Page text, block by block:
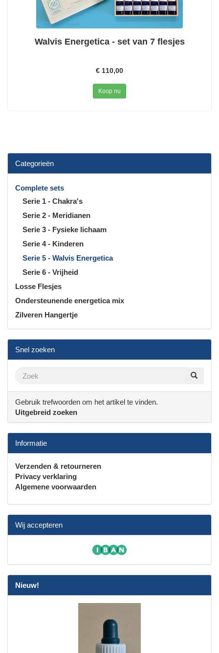
Walvis Energetica - set van 7 flesjes
€ 110,00
Koop nu
Categorieën
Complete sets
Serie 1 - Chakra's
Serie 2 - Meridianen
Serie 3 - Fysieke lichaam
Serie 4 - Kinderen
Serie 5 - Walvis Energetica
Serie 6 - Vrijheid
Losse Flesjes
Ondersteunende energetica mix
Zilveren Hangertje
Snel zoeken
Gebruik trefwoorden om het artikel te vinden.
Uitgebreid zoeken
Informatie
Verzenden & retourneren
Privacy verklaring
Algemene voorwaarden
Wij accepteren
Nieuw!